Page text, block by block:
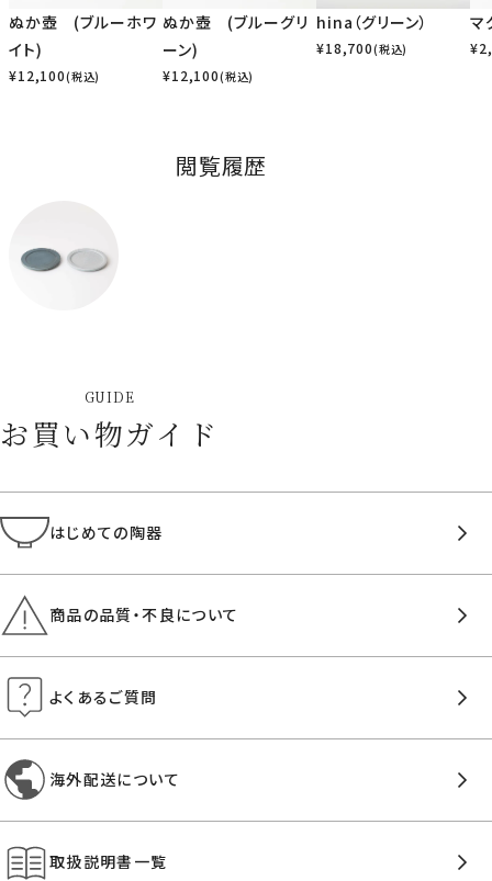
ぬか壺 (ブルーホワ
イト)
¥12,100(税込)
ぬか壺 (ブルーグリ
ーン)
¥12,100(税込)
hina（グリーン）
¥18,700(税込)
マ
¥
閲覧履歴
GUIDE
お買い物ガイド
はじめての陶器
商品の品質・不良について
よくあるご質問
海外配送について
取扱説明書一覧